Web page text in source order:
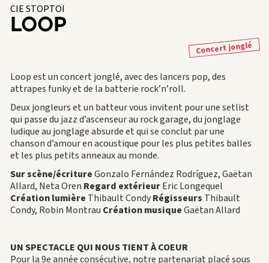
CIE STOPTOÏ
LOOP
Concert jonglé
Loop est un concert jonglé, avec des lancers pop, des
attrapes funky et de la batterie rock’n’roll.
Deux jongleurs et un batteur vous invitent pour une setlist
qui passe du jazz d’ascenseur au rock garage, du jonglage
ludique au jonglage absurde et qui se conclut par une
chanson d’amour en acoustique pour les plus petites balles
et les plus petits anneaux au monde.
Sur scène/écritureGonzalo Fernández Rodríguez, Gaëtan
Allard, Neta Oren Regard extérieurEric Longequel
Création lumière Thibault CondyRégisseurs Thibault
Condy, Robin Montrau Création musiqueGaëtan Allard
UN SPECTACLE QUI NOUS TIENT À COEUR
Pour la 9e année consécutive, notre partenariat placé sous